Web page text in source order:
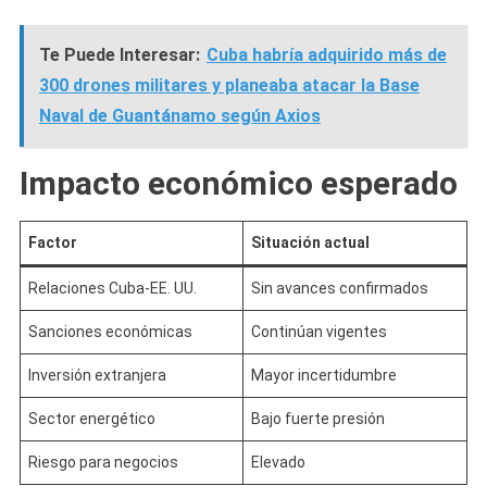
Te Puede Interesar: Cuba habría adquirido más de
300 drones militares y planeaba atacar la Base
Naval de Guantánamo según Axios
Impacto económico esperado
Factor Situación actual
Relaciones Cuba-EE. UU. Sin avances confirmados
Sanciones económicas Continúan vigentes
Inversión extranjera Mayor incertidumbre
Sector energético Bajo fuerte presión
Riesgo para negocios Elevado